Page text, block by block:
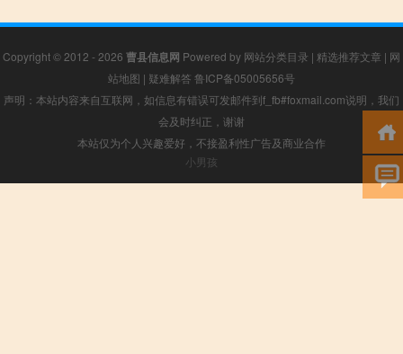
Copyright © 2012 - 2026 曹县信息网 Powered by 网站分类目录 | 精选推荐文章 | 网
站地图 | 疑难解答 鲁ICP备05005656号
声明：本站内容来自互联网，如信息有错误可发邮件到f_fb#foxmail.com说明，我们
会及时纠正，谢谢
本站仅为个人兴趣爱好，不接盈利性广告及商业合作
小男孩